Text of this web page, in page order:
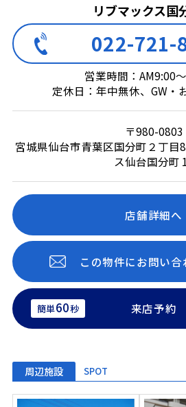
リブマックス国
022-721-
営業時間：AM9:00
定休日：年中無休、GW・
〒980-0803
宮城県仙台市青葉区国分町２丁目
ス仙台国分町
店舗詳細へ
この物件にお問い合
簡単60秒 来店予約
周辺施設 SPOT